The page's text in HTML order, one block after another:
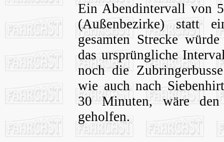
Ein Abendintervall von
(Außenbezirke) statt
gesamten Strecke
das ursprüngliche
noch die
wie auch nach
30 Minuten, wäre den
geholfen.